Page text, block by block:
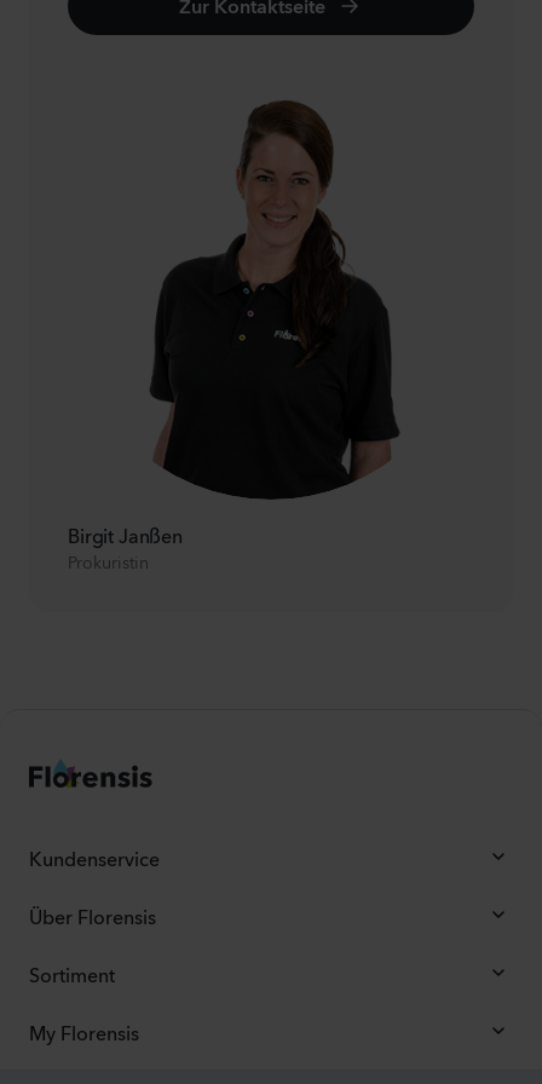
Zur Kontaktseite
Birgit Janßen
Prokuristin
Kundenservice
Über Florensis
Sortiment
My Florensis